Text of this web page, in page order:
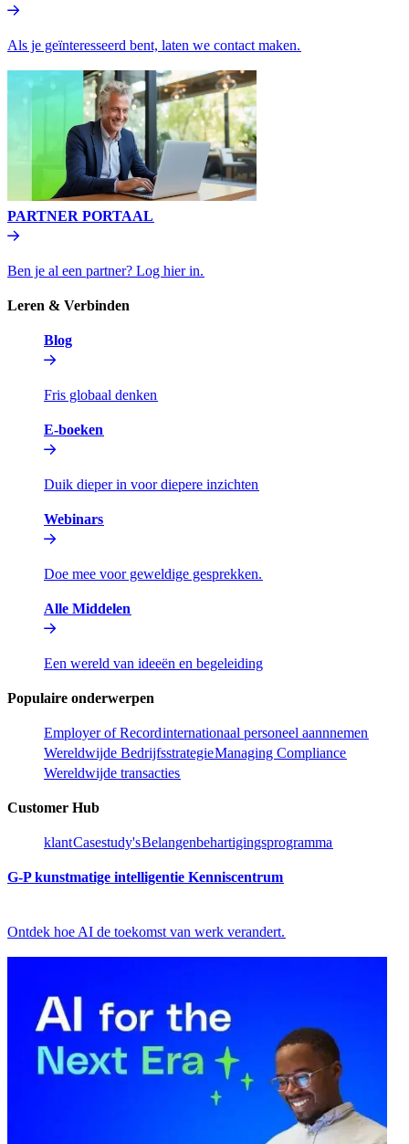
Als je geïnteresseerd bent, laten we contact maken.​​
PARTNER PORTAAL​​
Ben je al een partner? Log hier in.​​
Leren & Verbinden​​
Blog​​
Fris globaal denken​​
E-boeken​​
Duik dieper in voor diepere inzichten​​
Webinars​​
Doe mee voor geweldige gesprekken.​​
Alle Middelen​​
Een wereld van ideeën en begeleiding​​
Populaire onderwerpen​​
Employer of Record​​internationaal personeel aannnemen​​
Wereldwijde Bedrijfsstrategie​​Managing Compliance​​
Wereldwijde transacties​​
Customer Hub​​
klant​​Casestudy's​​Belangenbehartigingsprogramma​​
G-P kunstmatige intelligentie Kenniscentrum​​
Ontdek hoe AI de toekomst van werk verandert.​​